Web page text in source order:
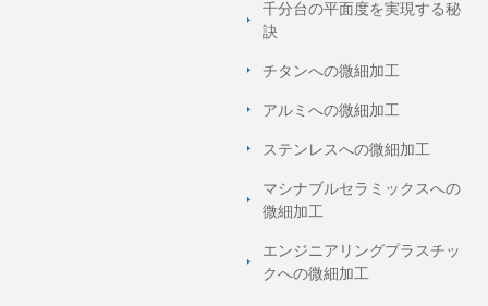
千分台の平面度を実現する秘
訣
チタンへの微細加工
アルミへの微細加工
ステンレスへの微細加工
マシナブルセラミックスへの
微細加工
エンジニアリングプラスチッ
クへの微細加工